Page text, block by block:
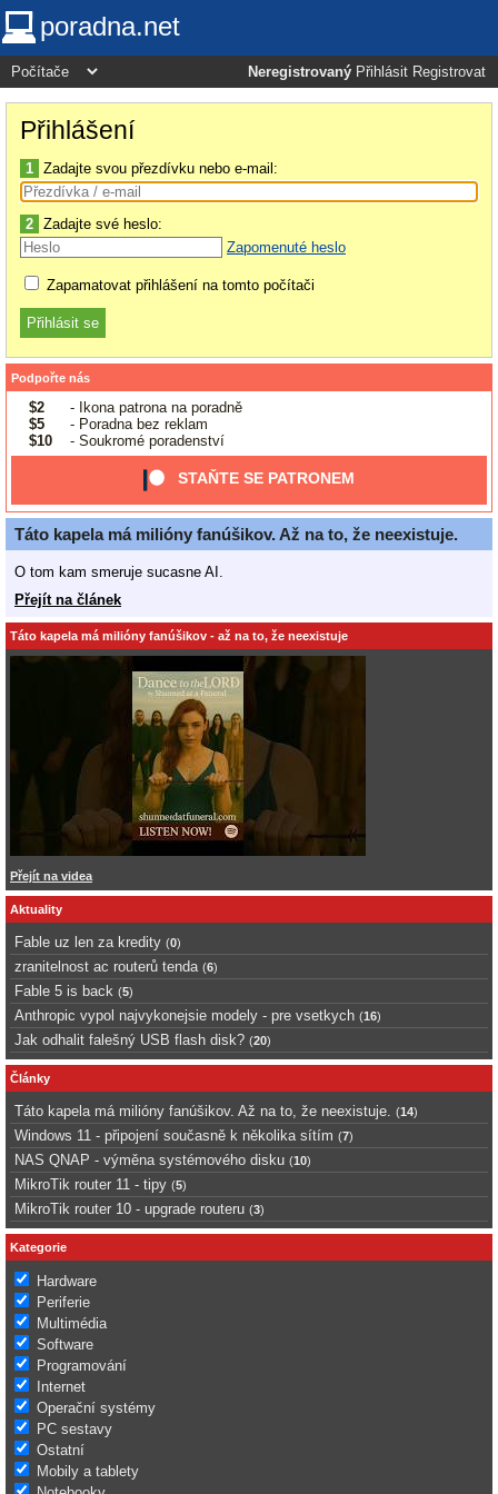
poradna.net
Neregistrovaný Přihlásit Registrovat
Přihlášení
1 Zadajte svou přezdívku nebo e-mail:
2 Zadajte své heslo:
Zapomenuté heslo
Zapamatovat přihlášení na tomto počítači
Podpořte nás
$2
- Ikona patrona na poradně
$5
- Poradna bez reklam
$10
- Soukromé poradenství
STAŇTE SE PATRONEM
Táto kapela má milióny fanúšikov. Až na to, že neexistuje.
O tom kam smeruje sucasne AI.
Přejít na článek
Táto kapela má milióny fanúšikov - až na to, že neexistuje
Přejít na videa
Aktuality
Fable uz len za kredity (0)
zranitelnost ac routerů tenda (6)
Fable 5 is back (5)
Anthropic vypol najvykonejsie modely - pre vsetkych (16)
Jak odhalit falešný USB flash disk? (20)
Články
Táto kapela má milióny fanúšikov. Až na to, že neexistuje. (14)
Windows 11 - připojení současně k několika sítím (7)
NAS QNAP - výměna systémového disku (10)
MikroTik router 11 - tipy (5)
MikroTik router 10 - upgrade routeru (3)
Kategorie
Hardware
Periferie
Multimédia
Software
Programování
Internet
Operační systémy
PC sestavy
Ostatní
Mobily a tablety